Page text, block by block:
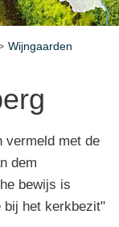
Wijngaarden
vermeld met de
dem
bewijs is
bij het kerkbezit"